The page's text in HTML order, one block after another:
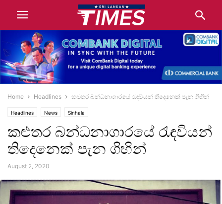
Home Headlines කළුතර බන්ධනාගාරයේ රැඳවියන් තිදෙනෙක් පැන ගිහින්
Headlines News Sinhala
කළුතර බන්ධනාගාරයේ රැඳවියන්
තිදෙනෙක් පැන ගිහින්
August 2, 2020